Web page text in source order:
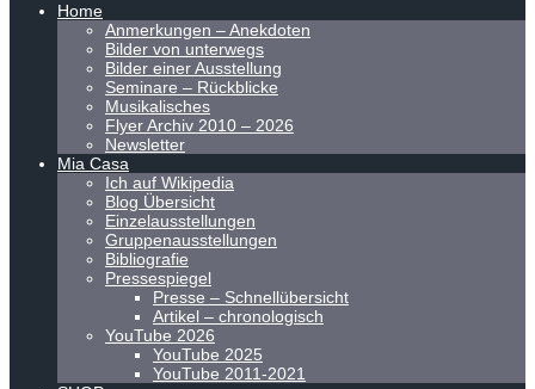
Home
Anmerkungen – Anekdoten
Bilder von unterwegs
Bilder einer Ausstellung
Seminare – Rückblicke
Musikalisches
Flyer Archiv 2010 – 2026
Newsletter
Mia Casa
Ich auf Wikipedia
Blog Übersicht
Einzelausstellungen
Gruppenausstellungen
Bibliografie
Pressespiegel
Presse – Schnellübersicht
Artikel – chronologisch
YouTube 2026
YouTube 2025
YouTube 2011-2021